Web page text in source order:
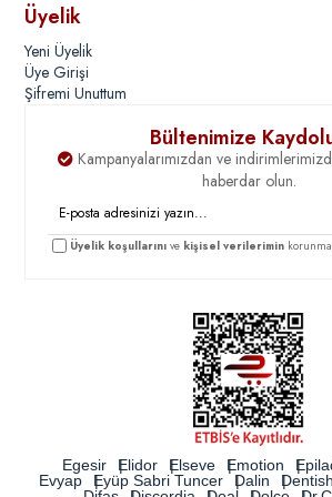
eczaneler için büyük alımlar, önemli bir tasarruf
Toptan alımlar sayesinde
olmasını sağlayabilir, işinizin sürekliliğini
kullanıcılar tarafından yüksek talep gören, etkili
Vaseline
ürünlerini şimdi satın alarak, cilt
taşıyabilirsiniz!
Üyelik
Yeni Üyelik
Üye Girişi
Şifremi Unuttum
Bültenimize
Kampanyalarımızdan ve
haberdar olun.
Üyelik koşullarını ve kişisel verilerimin
Egesir Elidor Elseve Emotion
Evyap
Eyüp Sabri Tuncer Dalin Dentish